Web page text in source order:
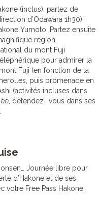
(inclus), partez de
d’Odawara 1h30) ;
Yumoto. Partez ensuite
région
du mont Fuji
pour admirer la
Fuji (en fonction de la
puis promenade en
(activités incluses dans
détendez- vous dans ses
Journée libre pour
d’Hakone et de ses
votre Free Pass Hakone.